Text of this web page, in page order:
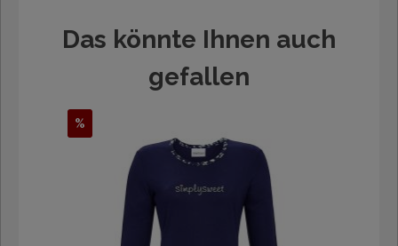
Das könnte Ihnen auch
gefallen
%